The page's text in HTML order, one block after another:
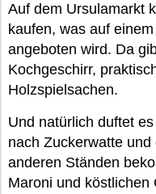
Auf dem Ursulamarkt
kaufen, was auf
angeboten wird. Da
Kochgeschirr,
Holzspielsachen.
Und natürlich duftet
nach Zuckerwatte
anderen Ständen
Maroni und köstlichen